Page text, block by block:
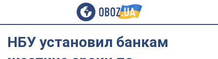
НБУ установил банкам